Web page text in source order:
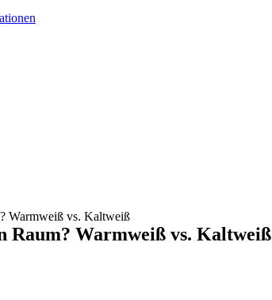
Warmweiß vs. Kaltweiß
Raum? Warmweiß vs. Kaltweiß